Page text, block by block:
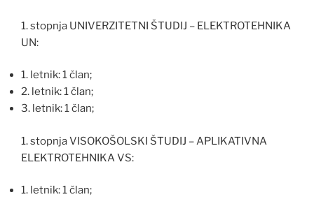
1. stopnja UNIVERZITETNI ŠTUDIJ – ELEKTROTEHNIKA
UN:
1. letnik: 1 član;
2. letnik: 1 član;
3. letnik: 1 član;
1. stopnja VISOKOŠOLSKI ŠTUDIJ – APLIKATIVNA
ELEKTROTEHNIKA VS:
1. letnik: 1 član;